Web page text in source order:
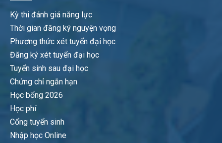
Kỳ thi đánh giá năng lực
Thời gian đăng ký nguyện vọng
Phương thức xét tuyển đại học
Đăng ký xét tuyển đại học
Tuyển sinh sau đại học
Chứng chỉ ngắn hạn
Học bổng 2026
Học phí
Cổng tuyển sinh
Nhập học Online